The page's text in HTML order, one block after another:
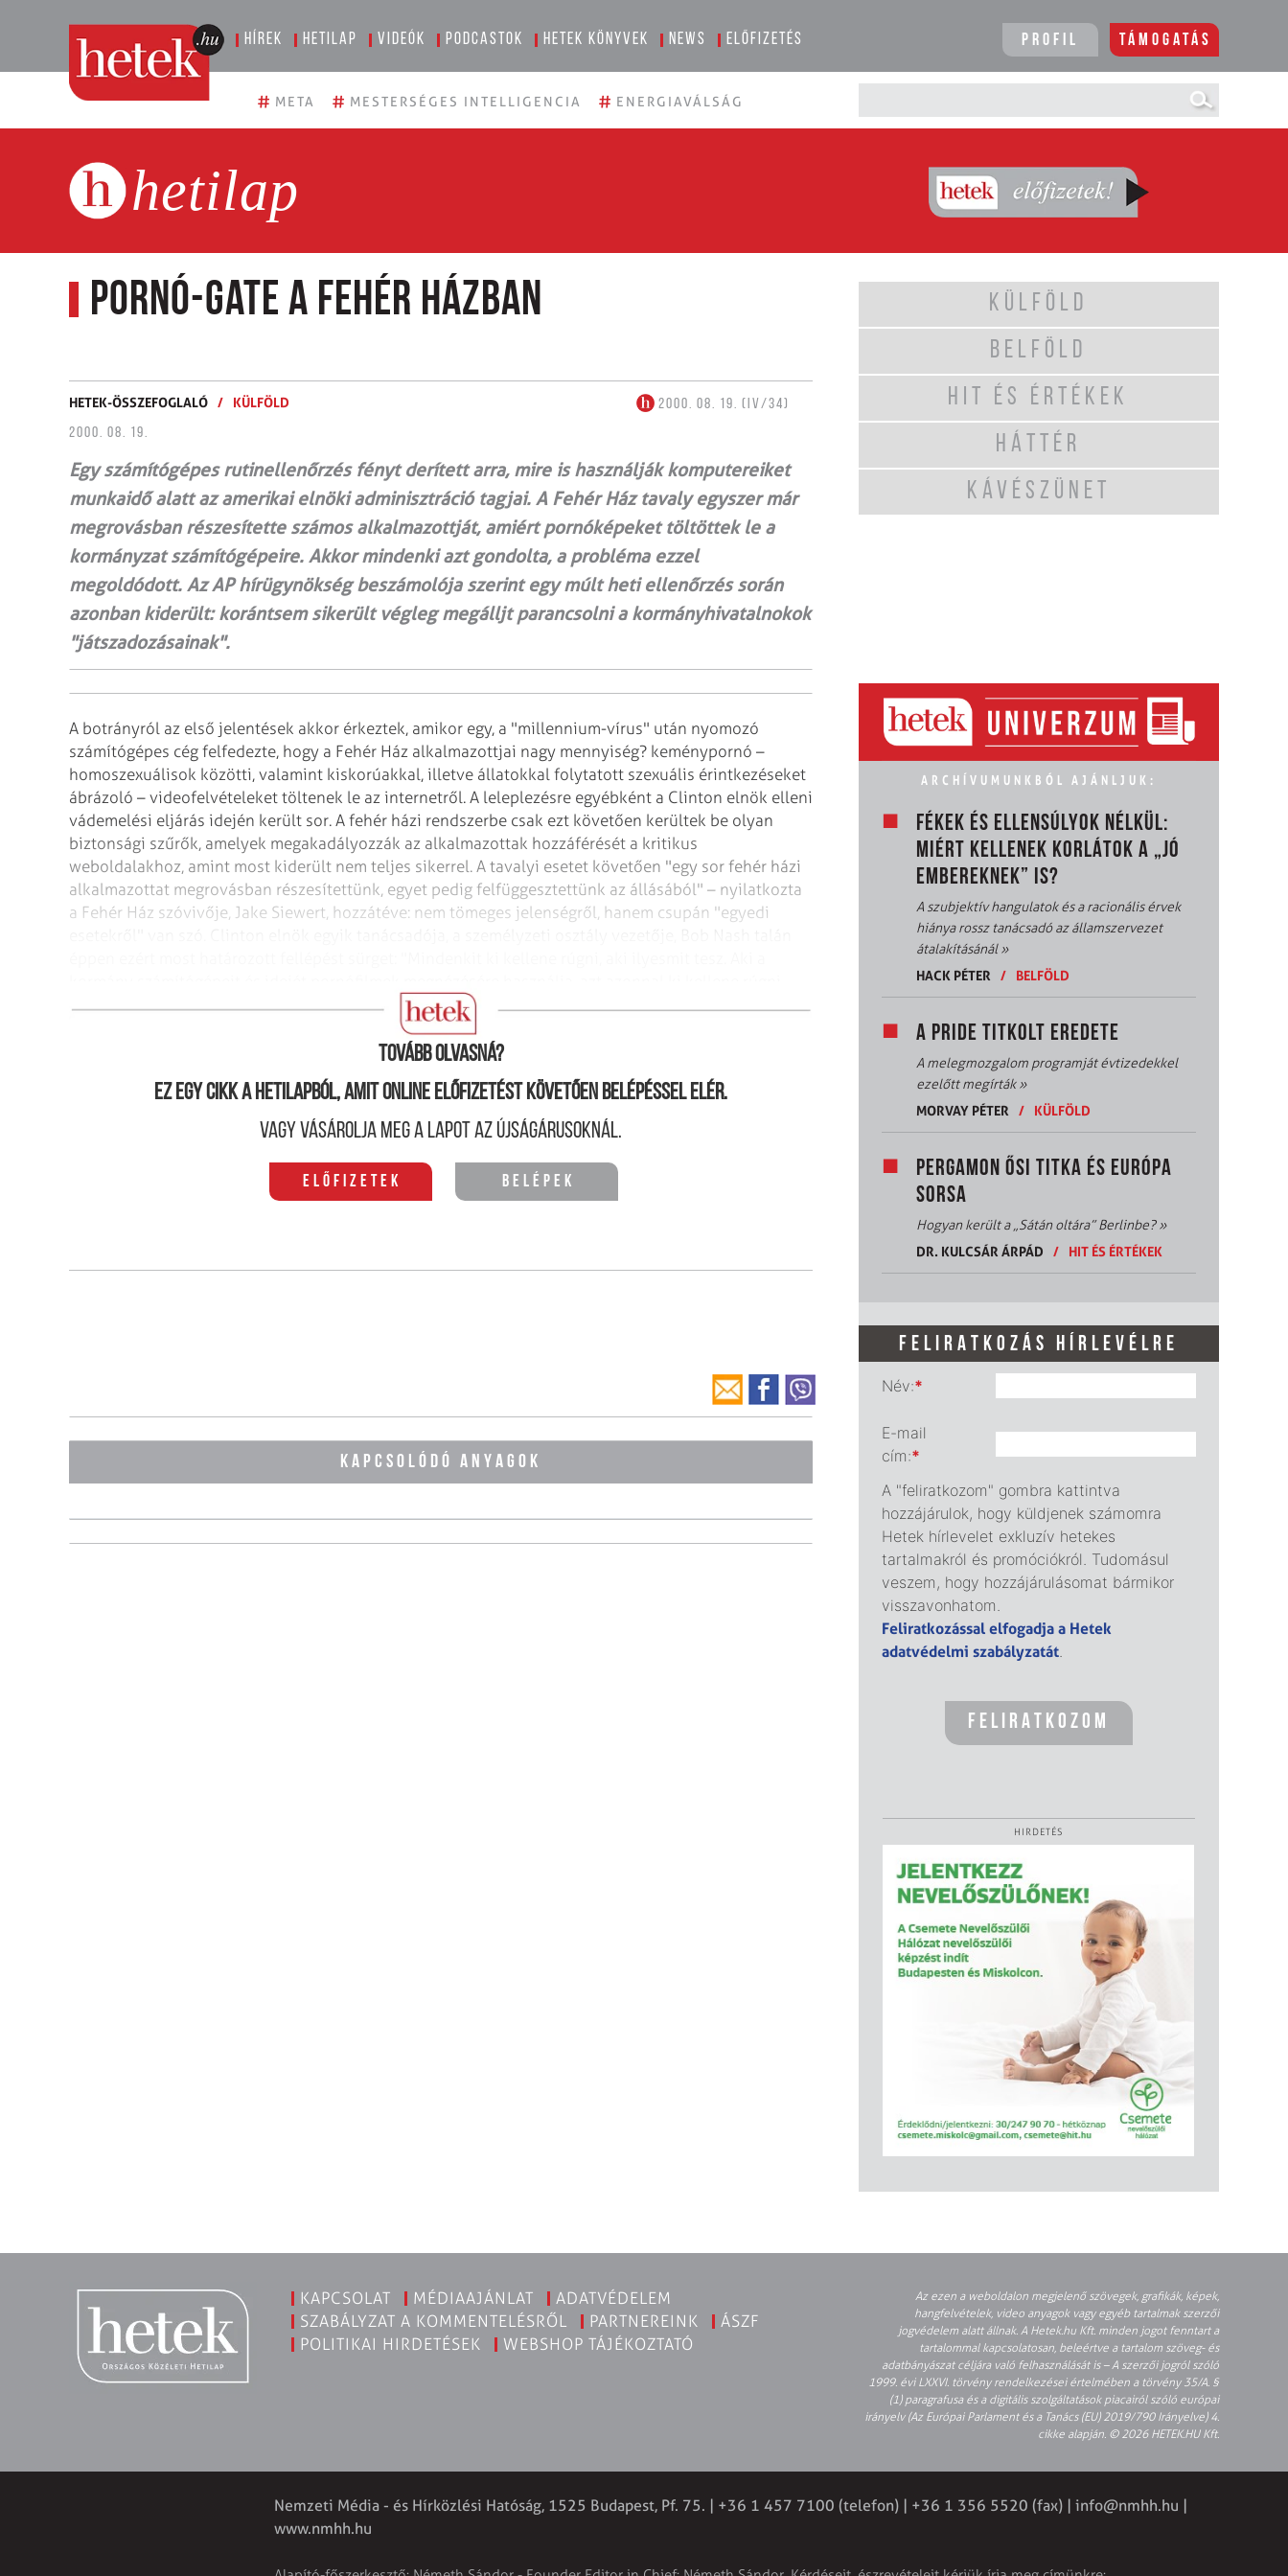
Hírek Hetilap Videók Podcastok Hetek könyvek News Előfizetés Profil Támogatás
# META # MESTERSÉGES INTELLIGENCIA # ENERGIAVÁLSÁG
hetilap
Pornó-gate a Fehér Házban
HETEK-ÖSSZEFOGLALÓ / KÜLFÖLD
2000. 08. 19. (IV/34)
2000. 08. 19.
Egy számítógépes rutinellenőrzés fényt derített arra, mire is használják komputereiket
munkaidő alatt az amerikai elnöki adminisztráció tagjai. A Fehér Ház tavaly egyszer már
megrovásban részesítette számos alkalmazottját, amiért pornóképeket töltöttek le a
kormányzat számítógépeire. Akkor mindenki azt gondolta, a probléma ezzel
megoldódott. Az AP hírügynökség beszámolója szerint egy múlt heti ellenőrzés során
azonban kiderült: korántsem sikerült végleg megálljt parancsolni a kormányhivatalnokok
"játszadozásainak".
A botrányról az első jelentések akkor érkeztek, amikor egy, a "millennium-vírus" után nyomozó
számítógépes cég felfedezte, hogy a Fehér Ház alkalmazottjai nagy mennyiség? keménypornó –
homoszexuálisok közötti, valamint kiskorúakkal, illetve állatokkal folytatott szexuális érintkezéseket
ábrázoló – videofelvételeket töltenek le az internetről. A leleplezésre egyébként a Clinton elnök elleni
vádemelési eljárás idején került sor. A fehér házi rendszerbe csak ezt követően kerültek be olyan
biztonsági szűrők, amelyek megakadályozzák az alkalmazottak hozzáférését a kritikus
weboldalakhoz, amint most kiderült nem teljes sikerrel. A tavalyi esetet követően "egy sor fehér házi
alkalmazottat megrovásban részesítettünk, egyet pedig felfüggesztettünk az állásából" – nyilatkozta
a Fehér Ház szóvivője, Jake Siewert, hozzátéve: nem tömeges jelenségről, hanem csupán "egyedi
bárki legyen is az. Bárki, a vezérkari főnöktől
kezdve lefelé."
Tovább olvasná?
Ez egy cikk a hetilapból, amit online előfizetést követően belépéssel elér.
Vagy vásárolja meg a lapot az újságárusoknál.
Előfizetek Belépek
KAPCSOLÓDÓ ANYAGOK
KÜLFÖLD
BELFÖLD
HIT ÉS ÉRTÉKEK
HÁTTÉR
KÁVÉSZÜNET
ARCHÍVUMUNKBÓL AJÁNLJUK:
FÉKEK ÉS ELLENSÚLYOK NÉLKÜL:
MIÉRT KELLENEK KORLÁTOK A „JÓ
EMBEREKNEK” IS?
A szubjektív hangulatok és a racionális érvek
hiánya rossz tanácsadó az államszervezet
átalakításánál»
HACK PÉTER
/ BELFÖLD
A PRIDE TITKOLT EREDETE
A melegmozgalom programját évtizedekkel
ezelőtt megírták»
MORVAY PÉTER
/ KÜLFÖLD
PERGAMON ŐSI TITKA ÉS EURÓPA
SORSA
Hogyan került a „Sátán oltára” Berlinbe?»
DR. KULCSÁR ÁRPÁD
/ HIT ÉS ÉRTÉKEK
FELIRATKOZÁS HÍRLEVÉLRE
Név:*
E-mail
cím:*
A "feliratkozom" gombra kattintva
hozzájárulok, hogy küldjenek számomra
Hetek hírlevelet exkluzív hetekes
tartalmakról és promóciókról. Tudomásul
veszem, hogy hozzájárulásomat bármikor
visszavonhatom.
Feliratkozással elfogadja a Hetek
adatvédelmi szabályzatát.
HIRDETÉS
KAPCSOLAT MÉDIAAJÁNLAT
ADATVÉDELEM
SZABÁLYZAT A KOMMENTELÉSRŐL
PARTNEREINK
ÁSZF
POLITIKAI HIRDETÉSEK
WEBSHOP TÁJÉKOZTATÓ
Az ezen a weboldalon megjelenő szövegek, grafikák, képek,
hangfelvételek, video anyagok vagy egyéb tartalmak szerzői
jogvédelem alatt állnak. A Hetek.hu Kft. minden jogot fenntart a
tartalommal kapcsolatosan, beleértve a tartalom szöveg- és
adatbányászat céljára való felhasználását is – A szerzői jogról szóló
1999. évi LXXVI. törvény rendelkezései értelmében a törvény 35/A. §
(1) paragrafusa és a digitális szolgáltatások piacairól szóló európai
irányelv (Az Európai Parlament és a Tanács (EU) 2019/790 Irányelve) 4.
cikke alapján. © 2026 HETEK.HU Kft.
Nemzeti Média - és Hírközlési Hatóság, 1525 Budapest, Pf. 75. | +36 1 457 7100 (telefon) | +36 1 356 5520 (fax) | info@nmhh.hu
www.nmhh.hu